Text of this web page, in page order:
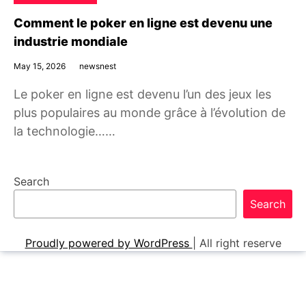
Comment le poker en ligne est devenu une
industrie mondiale
May 15, 2026 newsnest
Le poker en ligne est devenu l’un des jeux les
plus populaires au monde grâce à l’évolution de
la technologie……
Search
Search
Proudly powered by WordPress All right reserve